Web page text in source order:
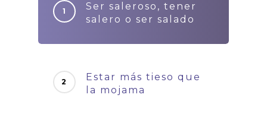
Ser saleroso, tener
salero o ser salado
Estar más tieso que
la mojama